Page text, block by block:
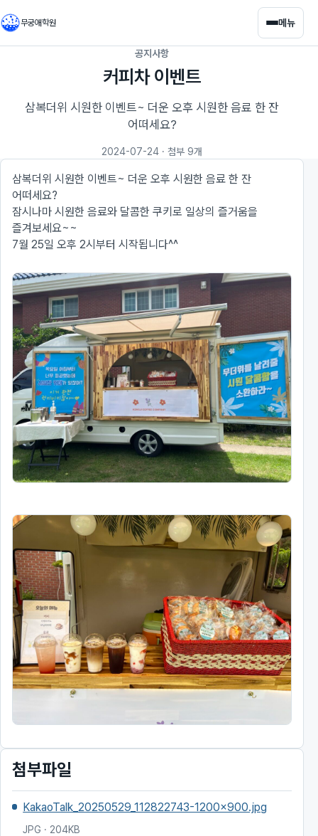
무궁애학원 메뉴
공지사항
커피차 이벤트
삼복더위 시원한 이벤트~ 더운 오후 시원한 음료 한 잔
어떠세요?
2024-07-24 · 첨부 9개
삼복더위 시원한 이벤트~ 더운 오후 시원한 음료 한 잔
어떠세요?
잠시나마 시원한 음료와 달콤한 쿠키로 일상의 즐거움을
즐겨보세요~~
7월 25일 오후 2시부터 시작됩니다^^
첨부파일
KakaoTalk_20250529_112822743-1200x900.jpg
JPG · 204KB